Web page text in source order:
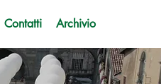
Contatti Archivio